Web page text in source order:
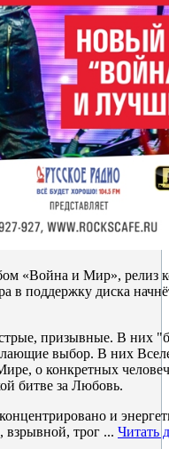
«Война и Мир», релиз
в поддержку диска
призывные. В них
выбор. В них
о конкретных
битве за Любовь.
и
трог ... Читать